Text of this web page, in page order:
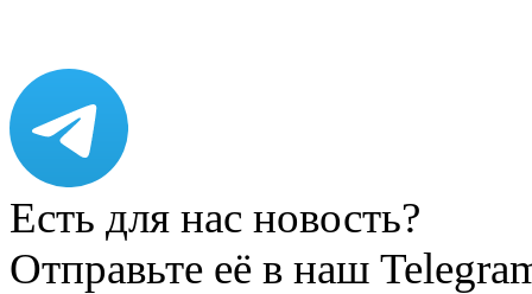
Есть для нас новость?
Отправьте её в наш